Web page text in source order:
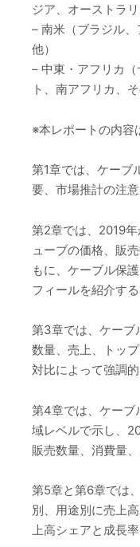
ジア、オーストラリ
– 南米（ブラジル
他）
– 中東・アフリカ
ト、南アフリカ、そ
※本レポートの内容
第1章では、ケーブ
要、市場推計の注
第2章では、2019
ューブの価格、販
もに、ケーブル保
フィールを紹介する
第3章では、ケーブ
数量、売上、トッ
対比によって強調的
第4章では、ケーブ
域レベルで示し、
販売数量、消費量、
第5章と第6章では
別、用途別に売上
上高シェアと成長率